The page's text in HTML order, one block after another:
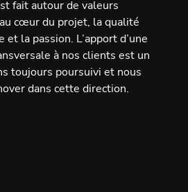
fait autour de valeurs
cœur du projet, la qualité
la passion. L’apport d’une
à nos clients est un
toujours poursuivi et nous
dans cette direction.